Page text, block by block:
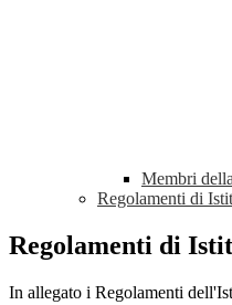
Membri
Regolamenti di
Regolamenti di
In allegato i Regolamenti